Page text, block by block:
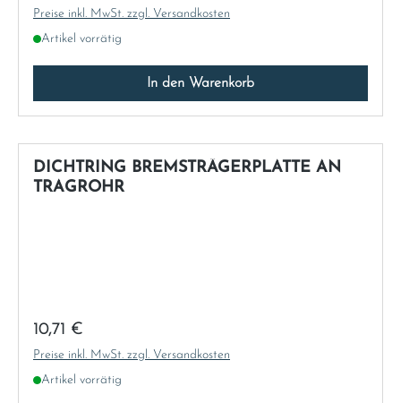
Preise inkl. MwSt. zzgl. Versandkosten
Artikel vorrätig
In den Warenkorb
DICHTRING BREMSTRÄGERPLATTE AN
TRAGROHR
Regulärer Preis:
10,71 €
Preise inkl. MwSt. zzgl. Versandkosten
Artikel vorrätig